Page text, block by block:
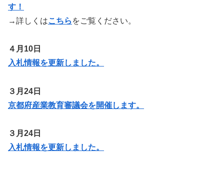
す！
→詳しくはこちら をご覧ください。
４月10日
入札情報を更新しました。
３月24日
京都府産業教育審議会を開催します。
３月24日
入札情報を更新しました。